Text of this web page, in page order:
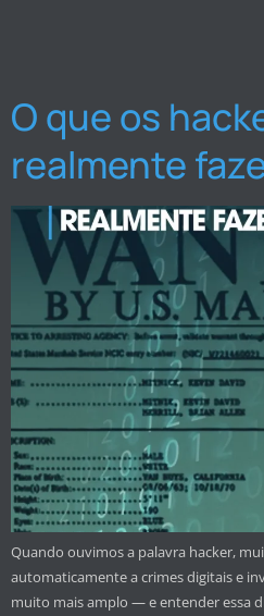
O que os
realmente
Quando ouvimos a palavra hacker,
automaticamente a crimes digitais e
muito mais amplo — e entender essa